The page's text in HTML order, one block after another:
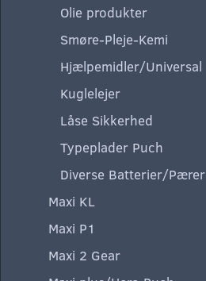
Olie produkter
Smøre-Pleje-Kemi
Hjælpemidler/Universal
Kuglelejer
Låse Sikkerhed
Typeplader Puch
Diverse Batterier/Pærer
Maxi KL
Maxi P1
Maxi 2 Gear